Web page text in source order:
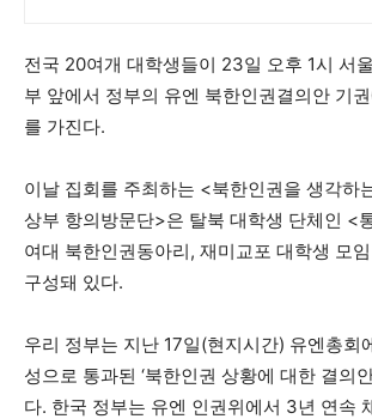
전국 20여개 대학생들이 23일 오후 1시 서
부 앞에서 정부의 유엔 북한인권결의안 기
를 가진다.
이날 집회를 주최하는 <북한인권을 생각하
상부 항의방문단>은 탈북 대학생 단체인 <
여대 북한인권동아리, 재미교포 대학생 모임
구성돼 있다.
우리 정부는 지난 17일(현지시간) 유엔총회
성으로 통과된 ‘북한인권 상황에 대한 결의
다. 한국 정부는 유엔 인권위에서 3년 연속